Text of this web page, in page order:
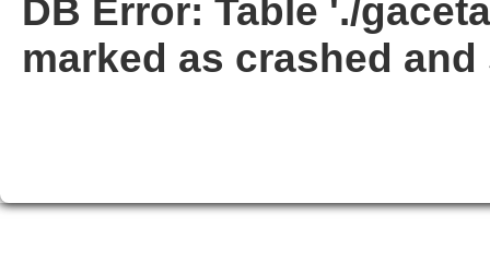
DB Error: Table './
marked as crashed